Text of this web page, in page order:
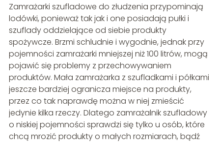
Zamrażarki szufladowe do złudzenia przypominają
lodówki, ponieważ tak jak i one posiadają pułki i
szuflady oddzielające od siebie produkty
spożywcze. Brzmi schludnie i wygodnie, jednak przy
pojemności zamrażarki mniejszej niż 100 litrów, mogą
pojawić się problemy z przechowywaniem
produktów. Mała zamrażarka z szufladkami i półkami
jeszcze bardziej ogranicza miejsce na produkty,
przez co tak naprawdę można w niej zmieścić
jedynie kilka rzeczy. Dlatego zamrażalnik szufladowy
o niskiej pojemności sprawdzi się tylko u osób, które
chcą mrozić produkty o małych rozmiarach, bądź